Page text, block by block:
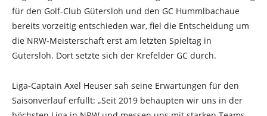
für den Golf-Club Gütersloh und den GC Hummlbachaue
bereits vorzeitig entschieden war, fiel die Entscheidung um
die NRW-Meisterschaft erst am letzten Spieltag in
Gütersloh. Dort setzte sich der Krefelder GC durch.
Liga-Captain Axel Heuser sah seine Erwartungen für den
Saisonverlauf erfüllt: „Seit 2019 behaupten wir uns in der